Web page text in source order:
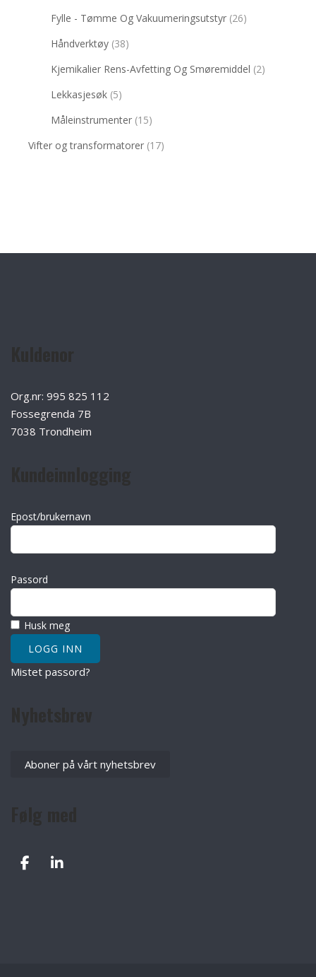
Fylle - Tømme Og Vakuumeringsutstyr (26)
Håndverktøy (38)
Kjemikalier Rens-Avfetting Og Smøremiddel (2)
Lekkasjesøk (5)
Måleinstrumenter (15)
Vifter og transformatorer (17)
Org.nr: 995 825 112
Fossegrenda 7B
7038 Trondheim
Epost/brukernavn
Passord
Husk meg
Mistet passord?
Aboner på vårt nyhetsbrev